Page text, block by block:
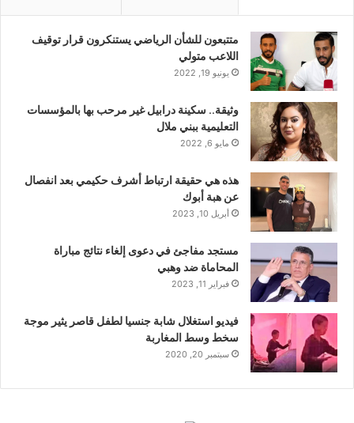
متتبعون للشأن الرياضي يستنكرون قرار توقيف
اللاعب متولي
يونيو 19, 2022
وثيقة.. سكينة درابيل غير مرحب بها بالمؤسسات
التعليمية ببني ملال
مايو 6, 2022
هذه هي حقيقة ارتباط أشرف حكيمي بعد انفصال
عن هبة أبوك
أبريل 10, 2023
مستجد مفاجئ في دعوى إلغاء نتائج مباراة
المحاماة ضد وهبي
فبراير 11, 2023
فيديو استغلال شابة جنسيا لطفل قاصر يثير موجة
سخط وسط المغاربة
سبتمبر 20, 2020